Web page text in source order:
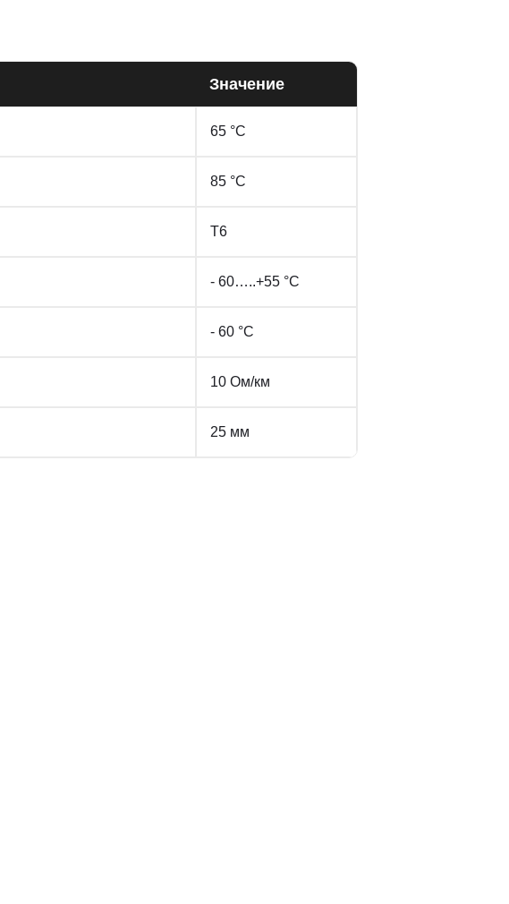
Значение
65 °С
85 °С
Т6
- 60…..+55 °С
- 60 °С
10 Ом/км
25 мм